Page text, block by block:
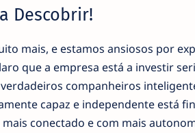
Descobrir!
mais, e estamos ansiosos por
que a empresa está a investir
companheiros
capaz e independente está
conectado e com mais